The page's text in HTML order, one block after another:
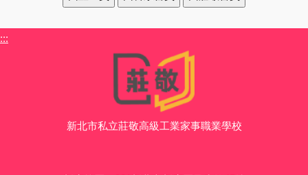
:::
新北市私立莊敬高級工業家事職業學校